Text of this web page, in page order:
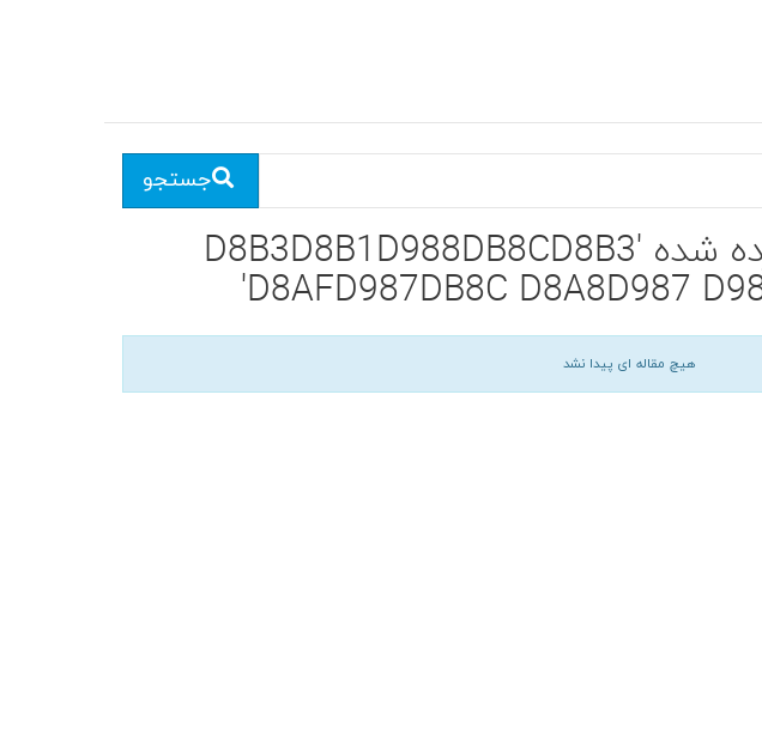
جستجو
مشاهده مقالات برچسب زده شده 'D8B3D8B1D988DB8CD8B3
D8AFD987DB8C D8A8D987
هیچ مقاله ای پیدا نشد